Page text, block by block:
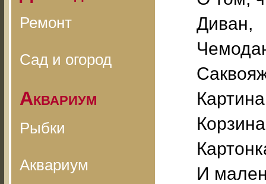
Ремонт
Сад и огород
Аквариум
Рыбки
Аквариум
Диван,
И